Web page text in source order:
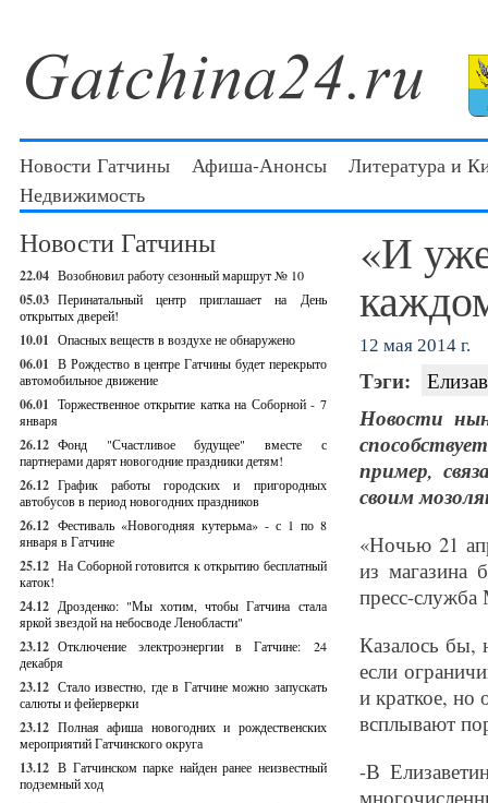
Новости Гатчины Афиша-Анонсы
Литература и
Недвижимость
Новости Гатчины
22.04 Возобновил работу сезонный маршрут № 10
05.03 Перинатальный центр приглашает на День
открытых дверей!
10.01 Опасных веществ в воздухе не обнаружено
06.01 В Рождество в центре Гатчины будет перекрыто
автомобильное движение
06.01 Торжественное открытие катка на Соборной - 7
января
26.12 Фонд "Счастливое будущее" вместе с
партнерами дарят новогодние праздники детям!
26.12 График работы городских и пригородных
автобусов в период новогодних праздников
26.12 Фестиваль «Новогодняя кутерьма» - с 1 по 8
января в Гатчине
25.12 На Соборной готовится к открытию бесплатный
каток!
24.12 Дрозденко: "Мы хотим, чтобы Гатчина стала
яркой звездой на небосводе Ленобласти"
23.12 Отключение электроэнергии в Гатчине: 24
декабря
23.12 Стало известно, где в Гатчине можно запускать
салюты и фейерверки
23.12 Полная афиша новогодних и рождественских
мероприятий Гатчинского округа
13.12 В Гатчинском парке найден ранее неизвестный
подземный ход
«И
12 мая 2014 г.
Тэги:
Новости
пример,
своим
«Ночью 21
из магазина
пресс-
Казалось бы,
если
и краткое, но
всплывают
-В